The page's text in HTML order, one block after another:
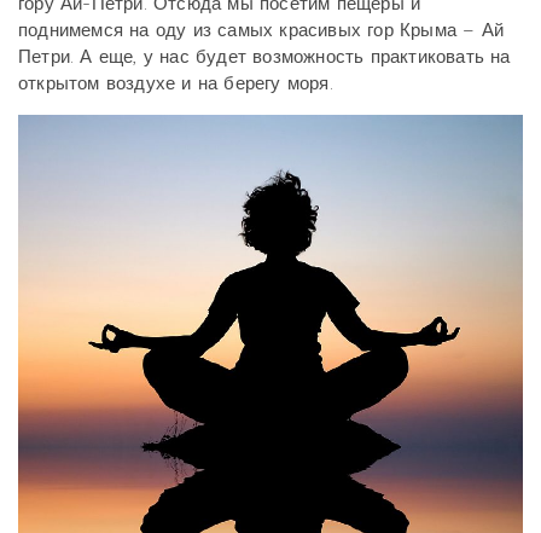
поднимемся на оду из самых красивых гор Крыма – Ай
Петри. А еще, у нас будет возможность практиковать на
открытом воздухе и на берегу моря.